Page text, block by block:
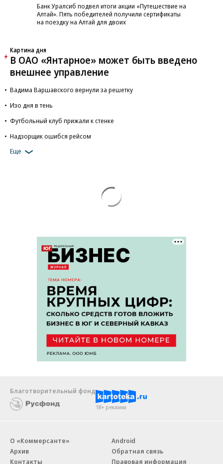
Банк Уралсиб подвел итоги акции «Путешествие на
Алтай». Пять победителей получили сертификаты
на поездку на Алтай для двоих
Картина дня
В ОАО «Янтарное» может быть введено
внешнее управление
Вадима Варшавского вернули за решетку
Изо дня в тень
Футбольный клуб прижали к стенке
Надзорщик ошибся рейсом
Еще
Благотворительный фонд
18+ реклама
О «Коммерсанте»
Архив
Контакты
Android
Обратная связь
Правовая информация